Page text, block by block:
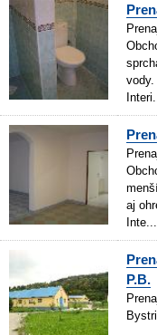
aj
Inte...
P.B.